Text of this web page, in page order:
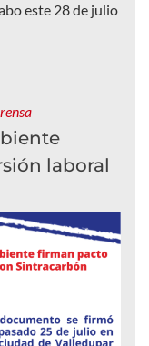
este 28 de julio
laboral